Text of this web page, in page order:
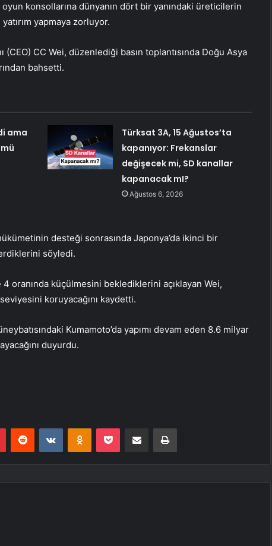
konsollarına dünyanın dört bir yanındaki üreticilerin
yapmaya zorluyor.
CC Wei, düzenlediği basın toplantısında Doğu Asya
bahsetti.
ama
Türksat 3A, 15 Ağustos’ta
kapanıyor: Frekanslar
değişecek mi, SD kanallar
kapanacak mI?
Ağustos 6, 2026
desteği sonrasında Japonya’da ikinci bir
söyledi.
4 oranında küçülmesini beklediklerini açıklayan Wei,
koruyacağını kaydetti.
Kumamoto’da yapımı devam eden 8.6 milyar
duyurdu.
PinterestReddit VKontakteOdnoklassniki
Pocket E-Posta ile paylaş Yazdır